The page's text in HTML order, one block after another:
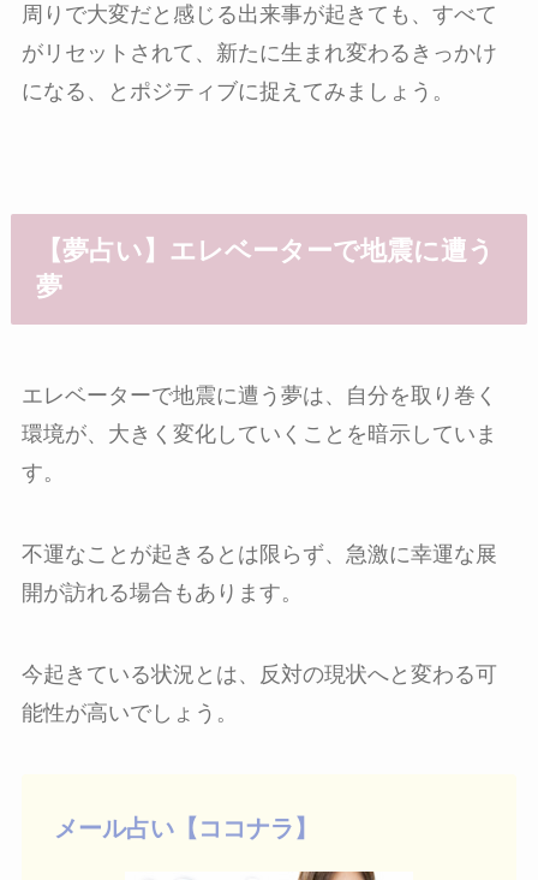
周りで大変だと感じる出来事が起きても、すべて
がリセットされて、新たに生まれ変わるきっかけ
になる、とポジティブに捉えてみましょう。
【夢占い】エレベーターで地震に遭う
夢
エレベーターで地震に遭う夢は、自分を取り巻く
環境が、大きく変化していくことを暗示していま
す。
不運なことが起きるとは限らず、急激に幸運な展
開が訪れる場合もあります。
今起きている状況とは、反対の現状へと変わる可
能性が高いでしょう。
メール占い【ココナラ】